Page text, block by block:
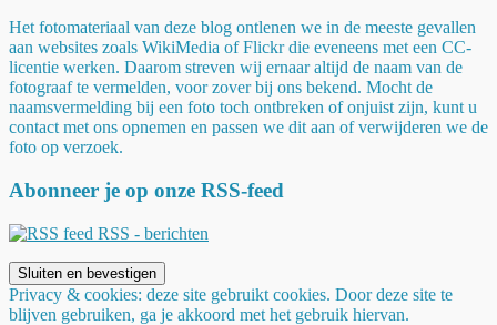
Het fotomateriaal van deze blog ontlenen we in de meeste gevallen
aan websites zoals WikiMedia of Flickr die eveneens met een CC-
licentie werken. Daarom streven wij ernaar altijd de naam van de
fotograaf te vermelden, voor zover bij ons bekend. Mocht de
naamsvermelding bij een foto toch ontbreken of onjuist zijn, kunt u
contact met ons opnemen en passen we dit aan of verwijderen we de
foto op verzoek.
Abonneer je op onze RSS-feed
RSS - berichten
Privacy & cookies: deze site gebruikt cookies. Door deze site te
blijven gebruiken, ga je akkoord met het gebruik hiervan.